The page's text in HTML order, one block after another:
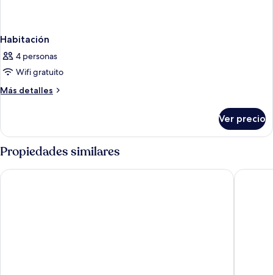
Habitación
4 personas
Wifi gratuito
Más detalles
Más
Ver precio
Propiedades similares
Fishermen's Harbour Urban Resort Tuana